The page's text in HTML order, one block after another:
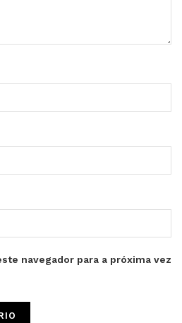
navegador para a próxima vez